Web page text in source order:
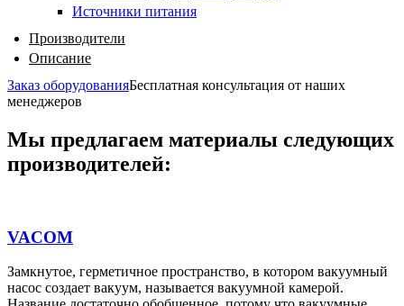
Источники питания
Производители
Описание
Заказ оборудованияБесплатная консультация от наших
менеджеров
Мы предлагаем материалы следующих
производителей:
VACOM
Замкнутое, герметичное пространство, в котором вакуумный
насос создает вакуум, называется вакуумной камерой.